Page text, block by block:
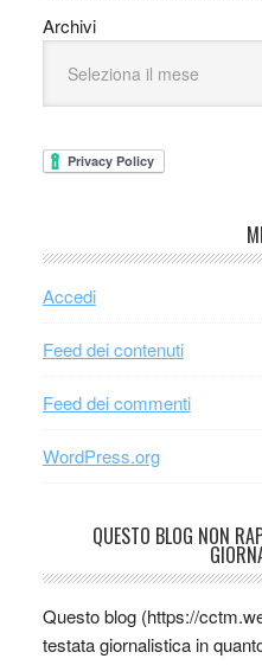
Archivi
Accedi
Feed dei contenuti
Feed dei commenti
WordPress.org
QUESTO BLOG NON
Questo blog (https://
testata giornalistica in